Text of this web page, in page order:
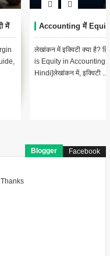
में Equity क्या है?
में इक्विटी क्या है? हिंदी में [What
in Accounting? In
में, इक्विटी ...
Blogger Facebook